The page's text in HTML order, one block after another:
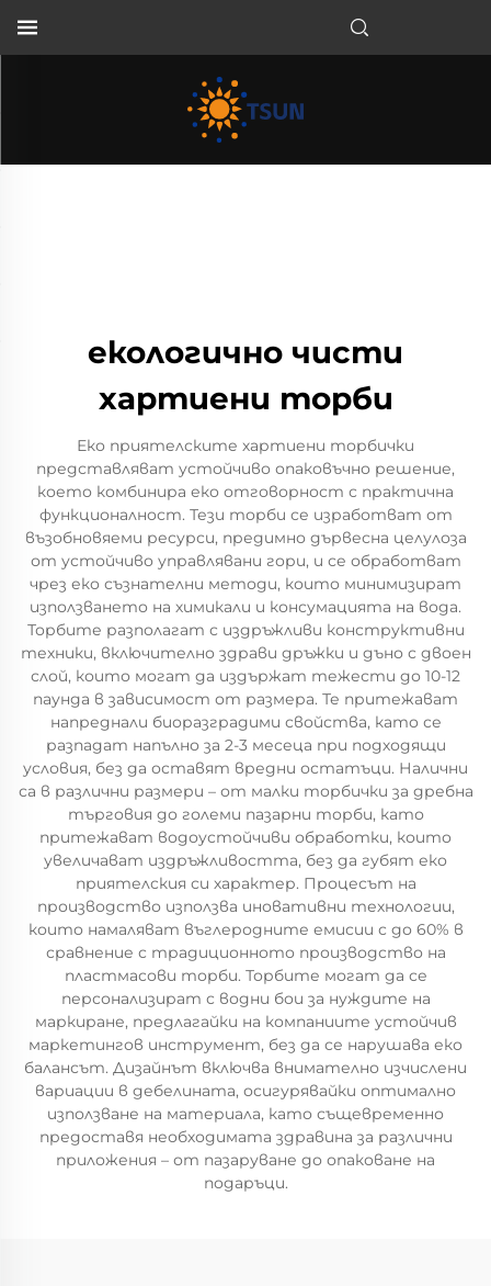
екологично чисти
хартиени торби
Еко приятелските хартиени торбички
представляват устойчиво опаковъчно решение,
което комбинира еко отговорност с практична
функционалност. Тези торби се изработват от
възобновяеми ресурси, предимно дървесна целулоза
от устойчиво управлявани гори, и се обработват
чрез еко съзнателни методи, които минимизират
използването на химикали и консумацията на вода.
Торбите разполагат с издръжливи конструктивни
техники, включително здрави дръжки и дъно с двоен
слой, които могат да издържат тежести до 10-12
паунда в зависимост от размера. Те притежават
напреднали биоразградими свойства, като се
разпадат напълно за 2-3 месеца при подходящи
условия, без да оставят вредни остатъци. Налични
са в различни размери – от малки торбички за дребна
търговия до големи пазарни торби, като
притежават водоустойчиви обработки, които
увеличават издръжливостта, без да губят еко
приятелския си характер. Процесът на
производство използва иновативни технологии,
които намаляват въглеродните емисии с до 60% в
сравнение с традиционното производство на
пластмасови торби. Торбите могат да се
персонализират с водни бои за нуждите на
маркиране, предлагайки на компаниите устойчив
маркетингов инструмент, без да се нарушава еко
балансът. Дизайнът включва внимателно изчислени
вариации в дебелината, осигурявайки оптимално
използване на материала, като същевременно
предоставя необходимата здравина за различни
приложения – от пазаруване до опаковане на
подаръци.